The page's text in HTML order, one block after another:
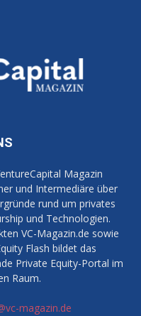
Magazin
und Intermediäre über
rund um privates
und Technologien.
VC-Magazin.de sowie
Flash bildet das
Private Equity-Portal im
Raum.
magazin.de